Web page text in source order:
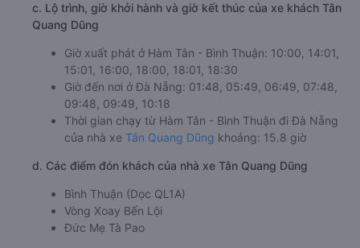
c. Lộ trình, giờ khởi hành và giờ kết thúc của xe khách Tân
Quang Dũng
Giờ xuất phát ở Hàm Tân - Bình Thuận: 10:00, 14:01,
15:01, 16:00, 18:00, 18:01, 18:30
Giờ đến nơi ở Đà Nẵng: 01:48, 05:49, 06:49, 07:48,
09:48, 09:49, 10:18
Thời gian chạy từ Hàm Tân - Bình Thuận đi Đà Nẵng
của nhà xe Tân Quang Dũng khoảng: 15.8 giờ
d. Các điểm đón khách của nhà xe Tân Quang Dũng
Bình Thuận (Dọc QL1A)
Vòng Xoay Bến Lội
Đức Mẹ Tà Pao